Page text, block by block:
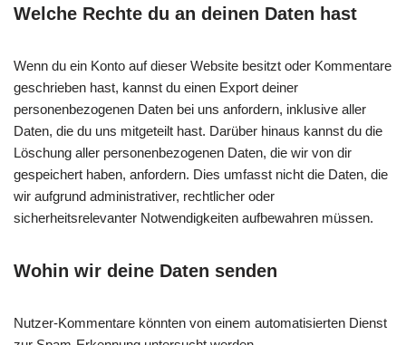
Welche Rechte du an deinen Daten hast
Wenn du ein Konto auf dieser Website besitzt oder Kommentare
geschrieben hast, kannst du einen Export deiner
personenbezogenen Daten bei uns anfordern, inklusive aller
Daten, die du uns mitgeteilt hast. Darüber hinaus kannst du die
Löschung aller personenbezogenen Daten, die wir von dir
gespeichert haben, anfordern. Dies umfasst nicht die Daten, die
wir aufgrund administrativer, rechtlicher oder
sicherheitsrelevanter Notwendigkeiten aufbewahren müssen.
Wohin wir deine Daten senden
Nutzer-Kommentare könnten von einem automatisierten Dienst